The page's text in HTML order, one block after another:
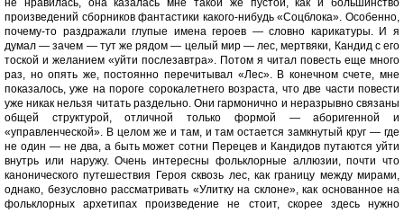
не нравилась, она казалась мне такой же пустой, как и большинство
произведений сборников фантастики какого-нибудь «Соцблока». Особенно,
почему-то раздражали глупые имена героев — словно карикатуры. И я
думал — зачем — тут же рядом — целый мир — лес, мертвяки, Кандид с его
тоской и желанием «уйти послезавтра». Потом я читал повесть еще много
раз, но опять же, постоянно перечитывал «Лес». В конечном счете, мне
показалось, уже на пороге сорокалетнего возраста, что две части повести
уже никак нельзя читать раздельно. Они гармонично и неразрывно связаны
общей структурой, отличной только формой — аборигенной и
«управленческой». В целом же и там, и там остается замкнутый круг — где
не один — не два, а быть может сотни Перецев и Кандидов путаются уйти
внутрь или наружу. Очень интересны фольклорные аллюзии, почти что
канонического путешествия Героя сквозь лес, как границу между мирами,
однако, безусловно рассматривать «Улитку на склоне», как основанное на
фольклорных архетипах произведение не стоит, скорее здесь нужно